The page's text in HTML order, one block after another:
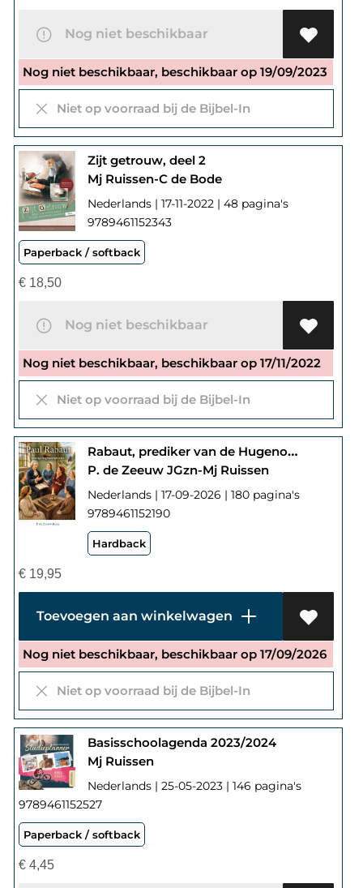
Nog niet beschikbaar
Nog niet beschikbaar, beschikbaar op 19/09/2023
Niet op voorraad bij de Bijbel-In
Zijt getrouw, deel 2
Mj Ruissen-C de Bode
Nederlands | 17-11-2022 | 48 pagina's
9789461152343
Paperback / softback
€18,50
Nog niet beschikbaar
Nog niet beschikbaar, beschikbaar op 17/11/2022
Niet op voorraad bij de Bijbel-In
Rabaut, prediker van de Hugenoten
P. de Zeeuw JGzn-Mj Ruissen
Nederlands | 17-09-2026 | 180 pagina's
9789461152190
Hardback
€19,95
Toevoegen aan winkelwagen
Nog niet beschikbaar, beschikbaar op 17/09/2026
Niet op voorraad bij de Bijbel-In
Basisschoolagenda 2023/2024
Mj Ruissen
Nederlands | 25-05-2023 | 146 pagina's
9789461152527
Paperback / softback
€4,45